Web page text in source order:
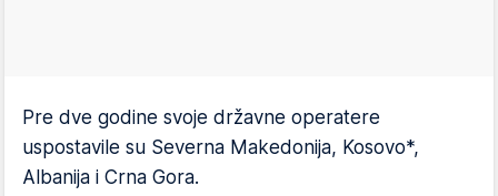
Pre dve godine svoje državne operatere
uspostavile su Severna Makedonija, Kosovo*,
Albanija i Crna Gora.